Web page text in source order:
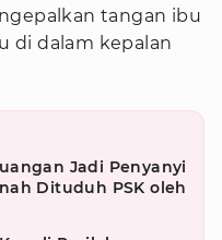
tangan ibu
di dalam kepalan
Jadi Penyanyi
Dituduh PSK oleh